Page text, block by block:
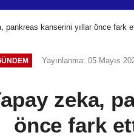
pankreas kanserini yıllar önce fark
Yayınlanma: 05 Mayıs
zeka,
önce fark